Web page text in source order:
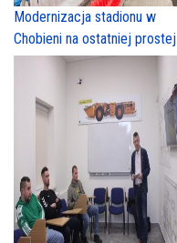
Modernizacja stadionu w
Chobieni na ostatniej prostej